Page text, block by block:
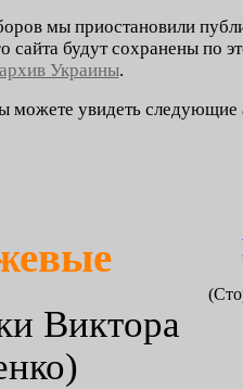
мы приостановили
сайта будут сохранены по
Украины.
можете увидеть
Виктора